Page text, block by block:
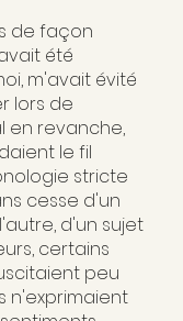
de façon
été
m'avait évité
lors de
en revanche,
le fil
stricte
cesse d'un
d'un sujet
certains
peu
n'exprimaient